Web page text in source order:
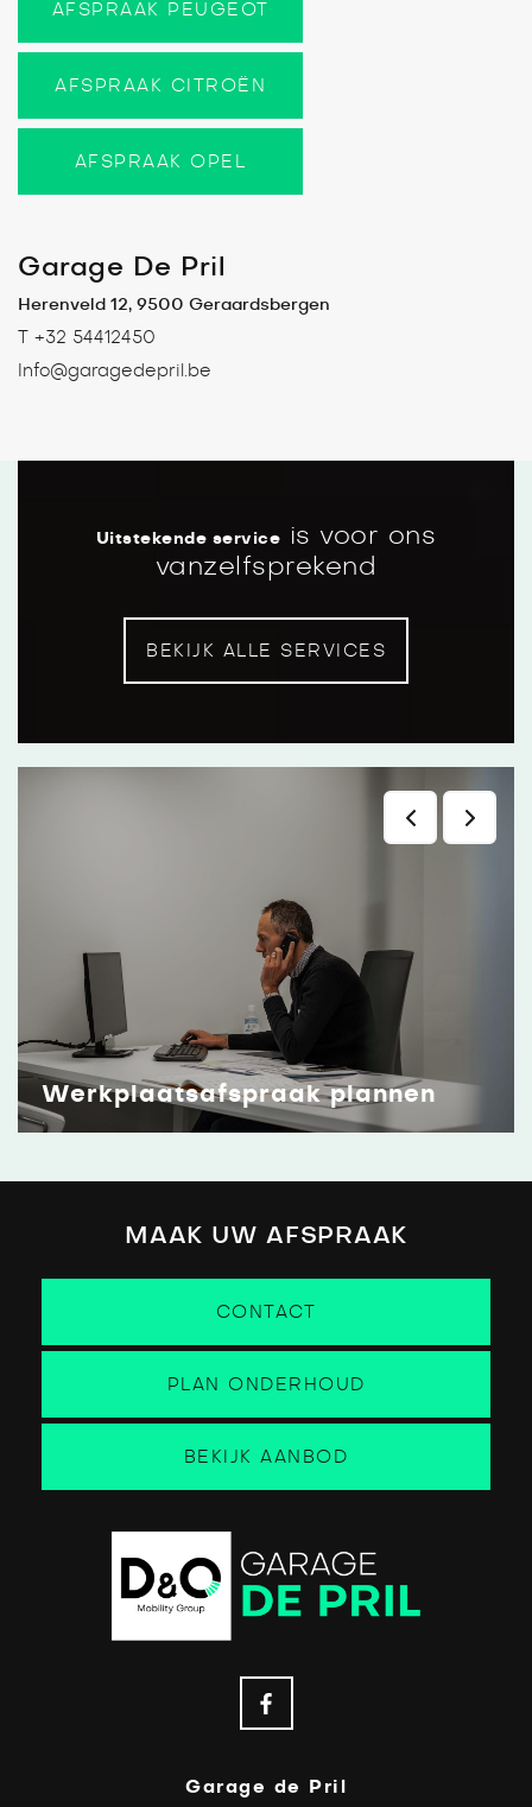
AFSPRAAK PEUGEOT
AFSPRAAK CITROËN
AFSPRAAK OPEL
Garage De Pril
Herenveld 12, 9500 Geraardsbergen
T +32 54412450
Info@garagedepril.be
Uitstekende service
is voor ons
vanzelfsprekend
BEKIJK ALLE SERVICES
Werkplaatsafspraak plannen
Werkplaatsafspraak plannen
MAAK UW AFSPRAAK
CONTACT
PLAN ONDERHOUD
BEKIJK AANBOD
Garage de Pril